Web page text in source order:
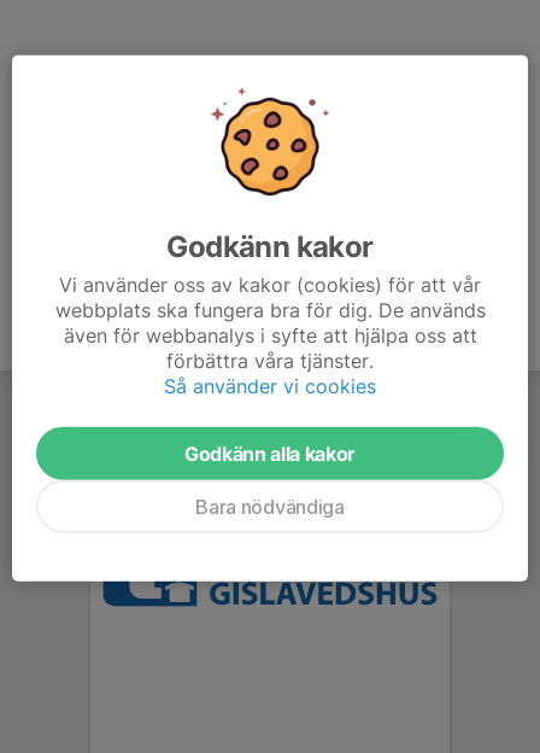
Godkänn kakor
Vi använder oss av kakor (cookies) för att vår
webbplats ska fungera bra för dig. De används
även för webbanalys i syfte att hjälpa oss att
förbättra våra tjänster.
Så använder vi cookies
Godkänn alla kakor
Bara nödvändiga